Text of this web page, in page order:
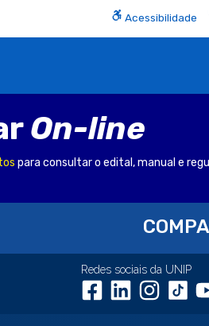
Acessibilidade
On-line
para consultar o edital, manual e
Redes sociais da UNIP